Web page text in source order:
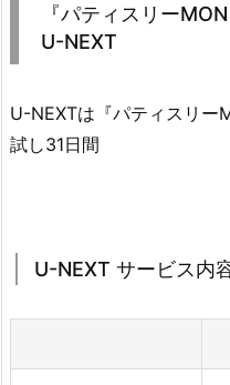
『パティスリー
U-NEXT
U-NEXTは『パティスリー
試し31日間
U-NEXT サービス内